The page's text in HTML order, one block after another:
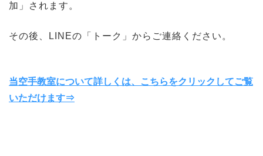
加」されます。
その後、LINEの「トーク」からご連絡ください。
当空手教室について詳しくは、こちらをクリックしてご覧
いただけます⇒